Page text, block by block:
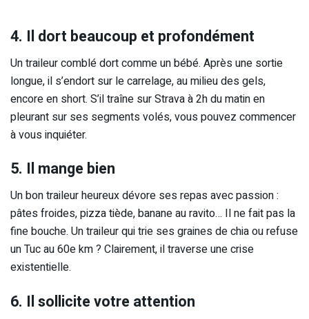
4. Il dort beaucoup et profondément
Un traileur comblé dort comme un bébé. Après une sortie
longue, il s’endort sur le carrelage, au milieu des gels,
encore en short. S’il traîne sur Strava à 2h du matin en
pleurant sur ses segments volés, vous pouvez commencer
à vous inquiéter.
5. Il mange bien
Un bon traileur heureux dévore ses repas avec passion :
pâtes froides, pizza tiède, banane au ravito… Il ne fait pas la
fine bouche. Un traileur qui trie ses graines de chia ou refuse
un Tuc au 60e km ? Clairement, il traverse une crise
existentielle.
6. Il sollicite votre attention